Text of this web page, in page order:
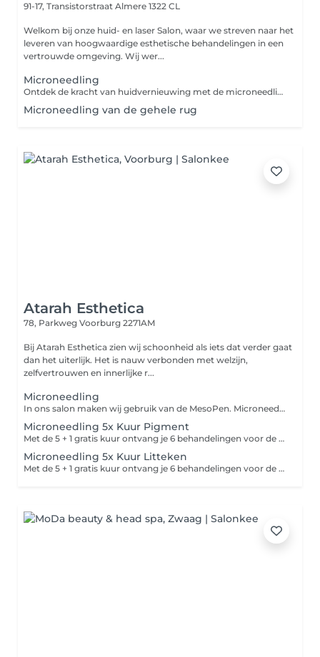
91-17, Transistorstraat Almere 1322 CL
Welkom bij onze huid- en laser Salon, waar we streven naar het
leveren van hoogwaardige esthetische behandelingen in een
vertrouwde omgeving. Wij wer...
Microneedling
Ontdek de kracht van huidvernieuwing met de microneedling behandeling. Een geavanceerde, intensieve behandeling die de huid van binnenuit stimuleert voor langdurige verbetering. Tijdens deze high-performance behandeling worden met ultrafijne naaldjes gecontroleerde microkanaaltjes in de huid gecreëerd. Dit activeert het natuurlijke herstelproces van de huid en stimuleert de aanmaak van collageen en elastine. De behandeling wordt volledig afgestemd op jouw huidbehoefte en kan gericht ingezet worden bij: * Fijne lijntjes en huidveroudering * Acne en acnelittekens * Grove poriën en onregelmatige huidstructuur * Pigmentatie en zonschade Door de combinatie van microneedling en krachtige, insluizende serums wordt de huid intensief gevoed en hersteld. De huidstructuur verfijnt, de teint egaliseert en de huid krijgt een stevigere, gladdere uitstraling.
Microneedling van de gehele rug
Atarah Esthetica
78, Parkweg Voorburg 2271AM
Bij Atarah Esthetica zien wij schoonheid als iets dat verder gaat
dan het uiterlijk. Het is nauw verbonden met welzijn,
zelfvertrouwen en innerlijke r...
Microneedling
In ons salon maken wij gebruik van de MesoPen. Microneedling wordt ook wel Collageen Inductie Therapy genoemd. Hierbij worden kleine minuscule gaatjes in de huid gemaakt met de Mesopen, om zo collageen en elastin aanmaak te bevorderen. Tijdens de behandeling wordt er een speciaal serum gebruikt, die geschikt is voor microneedling. Het serum wordt als tussenstof gebruikt, zodat het soepel beweegt en het serum wordt direct in de huid opgenomen. Na acne kunnen er vervelende littekens achterblijven op de huid. Vooral na acne op het gezicht kunnen littekens en vlekjes achterblijven. Deze littekens en vlekjes kunnen effectief behandeld worden met microneedling behandelingen. Dit helpt goed tegen; Littekens vermindering Pigmentvlekken vermindering Lichte acne vermindering Rimpels/huidveroudering vermindering Grove poriën vermindering Verslapte huid strakker maken
Microneedling 5x Kuur Pigment
Met de 5 + 1 gratis kuur ontvang je 6 behandelingen voor de prijs van 5! Dit betekent dat je voor de prijs van 5 behandelingen een volledige kuur van 6 sessies kunt volgen. De behandelingen worden om de 4 á 6 weken gepland, zodat je optimaal resultaat kunt behalen. Dit is een ideale manier om je huid langdurig te verzorgen en te verbeteren, terwijl je profiteert van een korting op de totale prijs. Incl. Thuisproducten
Microneedling 5x Kuur Litteken
Met de 5 + 1 gratis kuur ontvang je 6 behandelingen voor de prijs van 5! Dit betekent dat je voor de prijs van 5 behandelingen een volledige kuur van 6 sessies kunt volgen. De behandelingen worden om de 4 á 6 weken gepland, zodat je optimaal resultaat kunt behalen. Dit is een ideale manier om je huid langdurig te verzorgen en te verbeteren, terwijl je profiteert van een korting op de totale prijs. Incl. Thuisproducten